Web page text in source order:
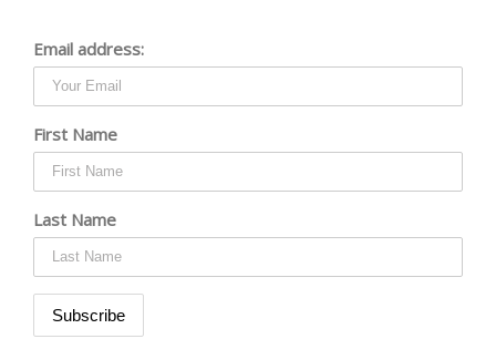
Email address:
First Name
Last Name